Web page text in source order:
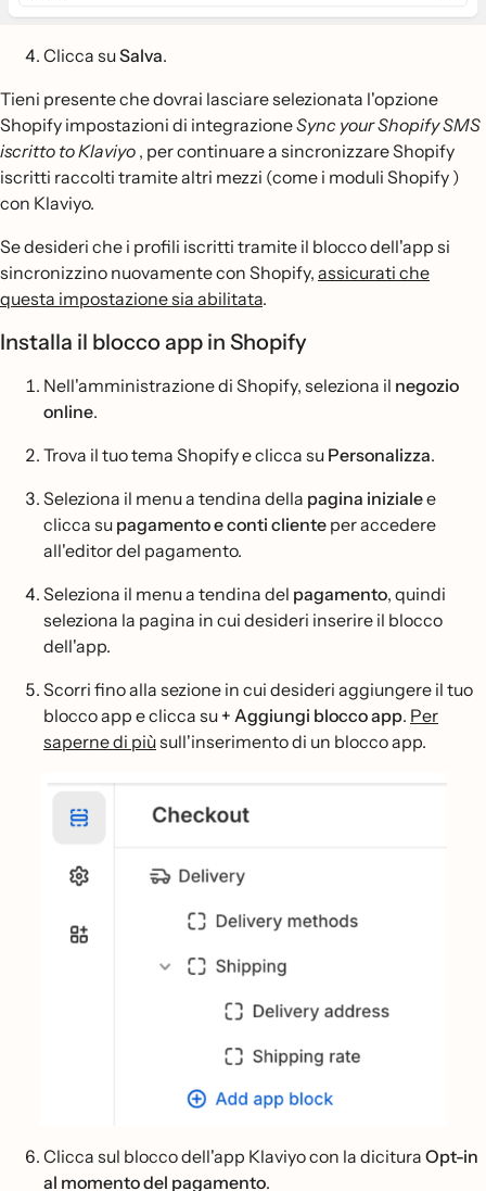
Clicca suSalva.
Tieni presente che dovrai lasciare selezionata l'opzione
Shopify impostazioni di integrazioneSync your Shopify SMS
iscritto to Klaviyo , per continuare a sincronizzare Shopify
iscritti raccolti tramite altri mezzi (come i moduli Shopify )
con Klaviyo.
Se desideri che i profili iscritti tramite il blocco dell'app si
sincronizzino nuovamente con Shopify, assicurati che
questa impostazione sia abilitata.
Installa il blocco app in Shopify
Nell'amministrazione di Shopify, seleziona il negozio
online.
Trova il tuo tema Shopify e clicca su Personalizza.
Seleziona il menu a tendina della pagina inizialee
clicca su pagamento e conti cliente per accedere
all'editor del pagamento.
Seleziona il menu a tendina del pagamento, quindi
seleziona la pagina in cui desideri inserire il blocco
dell'app.
Scorri fino alla sezione in cui desideri aggiungere il tuo
blocco app e clicca su + Aggiungi blocco app. Per
saperne di piùsull'inserimento di un blocco app.
Clicca sul blocco dell'app Klaviyo con la dicitura Opt-in
al momento del pagamento.